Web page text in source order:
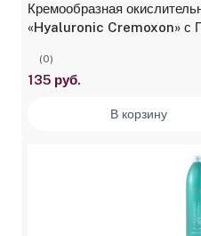
Кремообразная
«Hyaluronic Cremoxon» с
(0)
135 руб.
В корзину